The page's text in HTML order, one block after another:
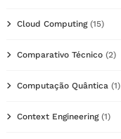
Cloud Computing(15)
Comparativo Técnico (2)
Computação Quântica (1)
Context Engineering(1)